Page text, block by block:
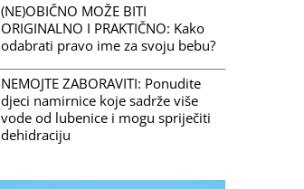
(NE)OBIČNO MOŽE BITI
ORIGINALNO I PRAKTIČNO: Kako
odabrati pravo ime za svoju bebu?
NEMOJTE ZABORAVITI: Ponudite
djeci namirnice koje sadrže više
vode od lubenice i mogu spriječiti
dehidraciju